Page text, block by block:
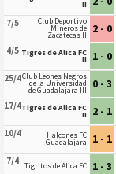
II
7/5
Club Deportivo
Mineros de
Zacatecas II 2 - 0
4/5 Tigres de Alica FC
II 1 - 0
25/4Club Leones Negros
de la Universidad
de Guadalajara III 0 - 3
17/4Tigres de Alica FC
II 2 - 1
10/4
Halcones FC
Guadalajara 1 - 1
7/4 Tigritos de Alica FC 1 - 3